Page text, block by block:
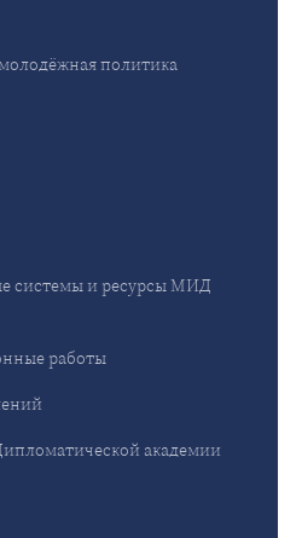
политика
системы и ресурсы МИД
работы
академии